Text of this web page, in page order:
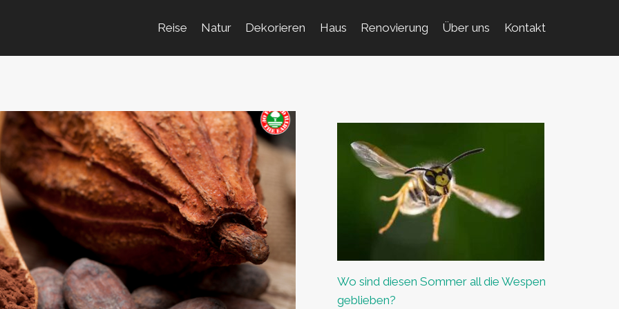
Reise Natur Dekorieren Haus Renovierung Über uns Kontakt
Wo sind diesen Sommer all die Wespen
geblieben?